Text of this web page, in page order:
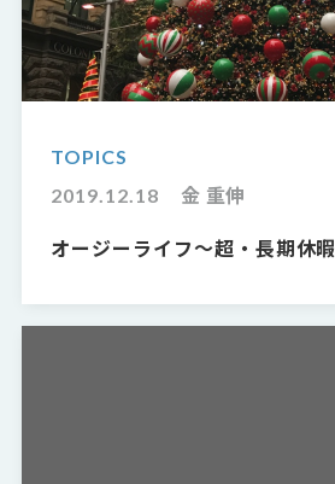
TOPICS
2019.12.18
金 重伸
オージーライフ〜超・長期休暇